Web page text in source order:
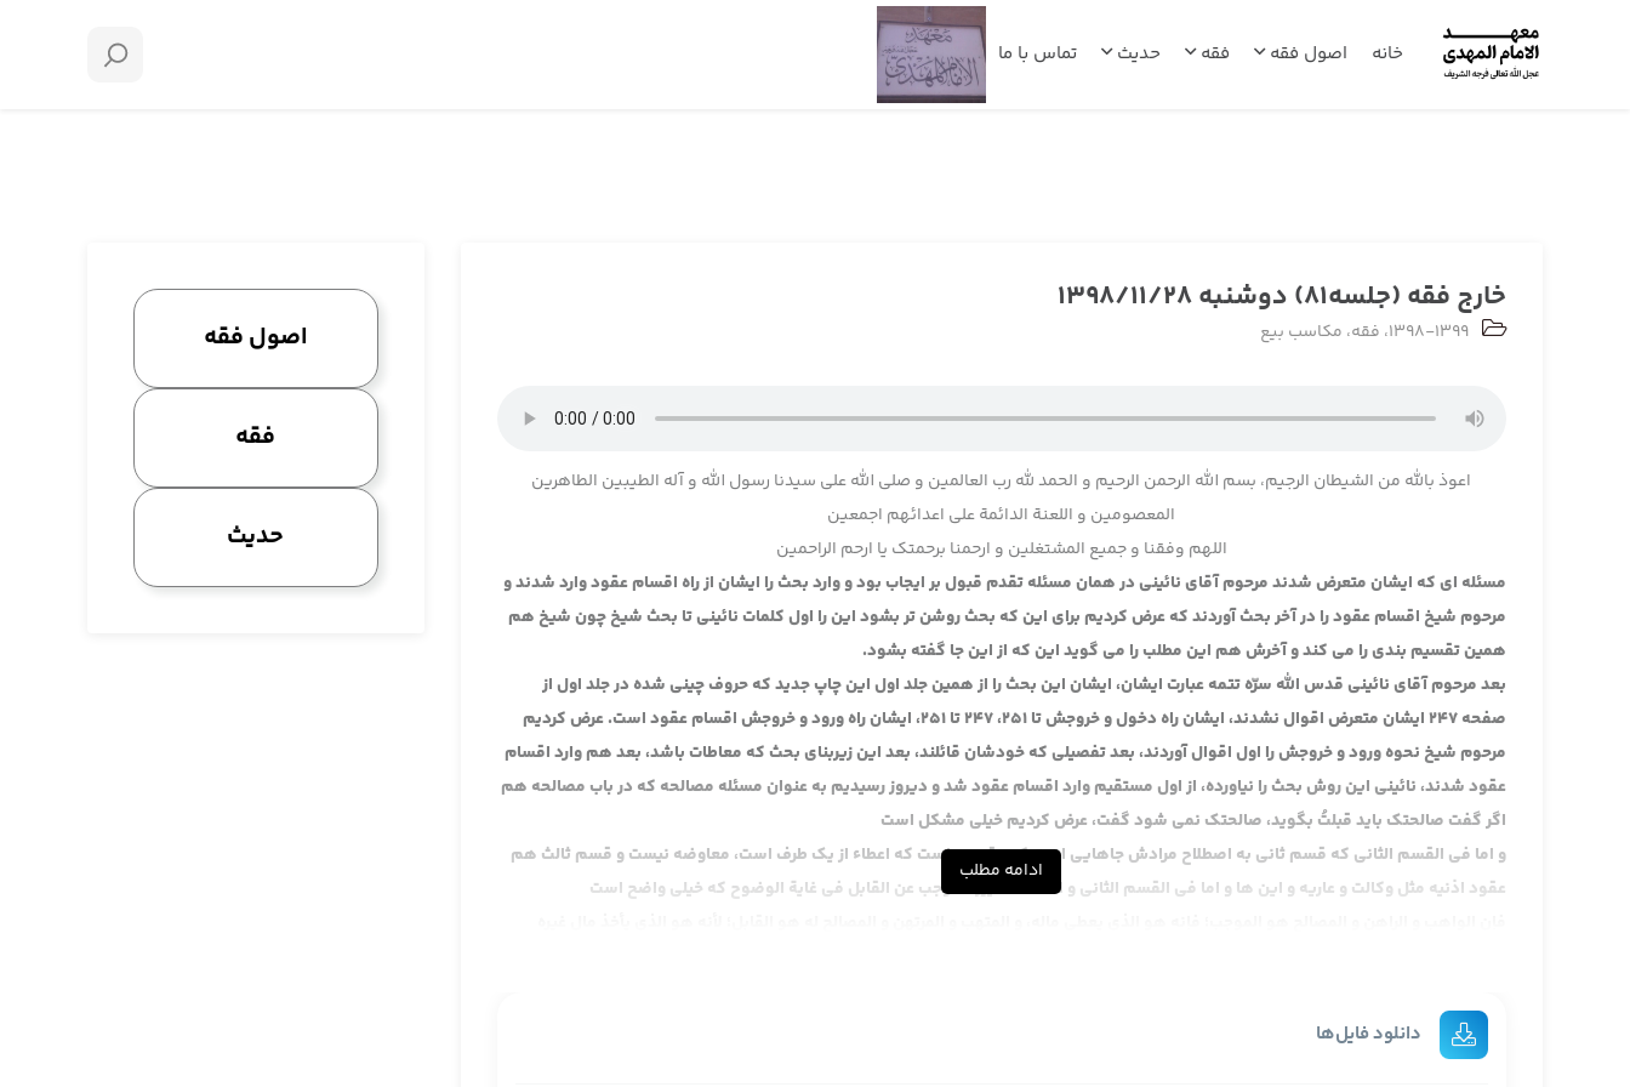
خانه اصول فقه فقه حدیث تماس با ما
خارج فقه (جلسه81) دوشنبه 1398/11/28
1398-1399، فقه، مکاسب بیع
اعوذ بالله من الشیطان الرجیم، بسم الله الرحمن الرحیم و الحمد لله رب العالمین و صلی الله علی سیدنا رسول الله و آله الطیبین الطاهرین
المعصومین و اللعنة الدائمة علی اعدائهم اجمعین
اللهم وفقنا و جمیع المشتغلین و ارحمنا برحمتک یا ارحم الراحمین
مسئله ای که ایشان متعرض شدند مرحوم آقای نائینی در همان مسئله تقدم قبول بر ایجاب بود و وارد بحث را ایشان از راه اقسام عقود وارد شدند و
مرحوم شیخ اقسام عقود را در آخر بحث آوردند که عرض کردیم برای این که بحث روشن تر بشود این را اول کلمات نائینی تا بحث شیخ چون شیخ هم
همین تقسیم بندی را می کند و آخرش هم این مطلب را می گوید این که از این جا گفته بشود.
بعد مرحوم آقای نائینی قدس الله سرّه تتمه عبارت ایشان، ایشان این بحث را از همین جلد اول این چاپ جدید که حروف چینی شده در جلد اول از
صفحه 247 ایشان متعرض اقوال نشدند، ایشان راه دخول و خروجش تا 251، 247 تا 251، ایشان راه ورود و خروجش اقسام عقود است. عرض کردیم
مرحوم شیخ نحوه ورود و خروجش را اول اقوال آوردند، بعد تفصیلی که خودشان قائلند، بعد این زیربنای بحث که معاطات باشد، بعد هم وارد اقسام
عقود شدند، نائینی این روش بحث را نیاورده، از اول مستقیم وارد اقسام عقود شد و دیروز رسیدیم به عنوان مسئله مصالحه که در باب مصالحه هم
اگر گفت صالحتک باید قبلتُ بگوید، صالحتک نمی شود گفت، عرض کردیم خیلی مشکل است
و اما فی القسم الثانی که قسم ثانی به اصطلاح مرادش جاهایی است که عقودی است که اعطاء از یک طرف است، معاوضه نیست و قسم ثالث هم
عقود اذنیه مثل وکالت و عاریه و این ها و اما فی القسم الثانی و الثالث فتمییز الموجب عن القابل فی غایة الوضوح که خیلی واضح است
این به قول آقایان لف و نشر مرتب، موکل در وکالت، معیر در عاریه
هو الموجب، و كل من الوكيل و المستعير و المستودع هو القابل
ادامه مطلب
دانلود فایل‌ها
اصول فقه
فقه
حدیث